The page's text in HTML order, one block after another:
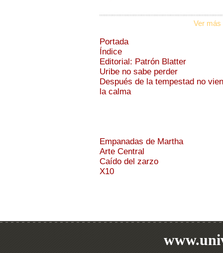
Ver más
Portada
Índice
Editorial: Patrón Blatter
Uribe no sabe perder
Después de la tempestad no
la calma
Empanadas de Martha
Arte Central
Caído del zarzo
X10